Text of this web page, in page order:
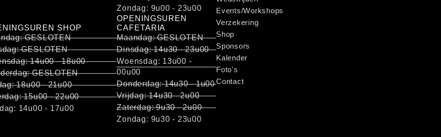
SHOP
GESLOTEN
GESLOTEN
14u00 - 18u00
GESLOTEN
18u00 - 21u00
15u00 - 22u00
14u00 - 17u00
Zondag: 9u00 - 23u00
OPENINGSUREN
CAFETARIA
Maandag: GESLOTEN
Dinsdag: 14u30 - 23u00
Woensdag: 13u00 -
00u00
Donderdag: 14u30 - 1u00
Vrijdag: 14u30 - 2u00
Zaterdag: 9u30 - 2u00
Zondag: 9u30 - 23u00
Events/Workshops
Verzekering
Shop
Sponsors
Kalender
Foto's
Contact